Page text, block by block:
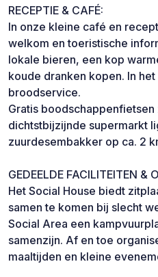
RECEPTIE & CAFÉ:
In onze kleine café en
welkom en toeristische
lokale bieren, een kop
koude dranken kopen. In
broodservice.
Gratis boodschappenfietsen
dichtstbijzijnde supermarkt
zuurdesembakker op ca. 2
GEDEELDE FACILITEITEN &
Het Social House biedt
samen te komen bij slecht
Social Area een
samenzijn. Af en toe
maaltijden en kleine